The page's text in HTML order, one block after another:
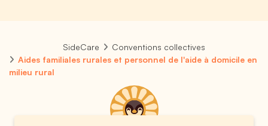
SideCare
Conventions collectives
Aides familiales rurales et personnel de l'aide à domicile en
milieu rural